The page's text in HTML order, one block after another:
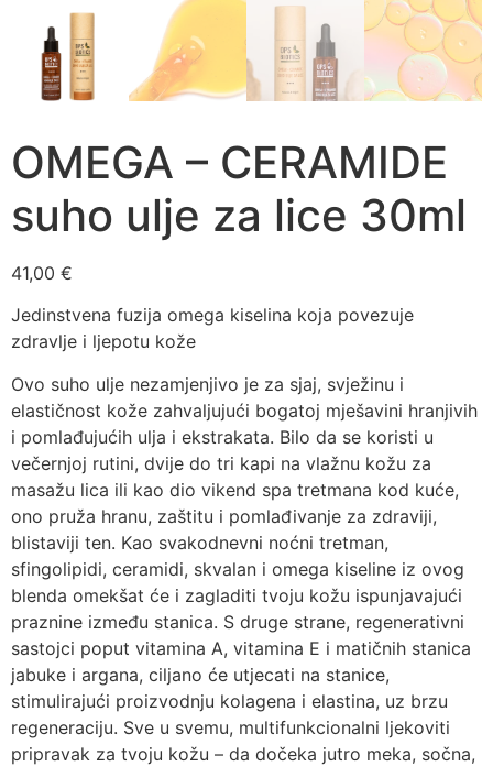
OMEGA – CERAMIDE
suho ulje za lice 30ml
41,00 €
Jedinstvena fuzija omega kiselina koja povezuje
zdravlje i ljepotu kože
Ovo suho ulje nezamjenjivo je za sjaj, svježinu i
elastičnost kože zahvaljujući bogatoj mješavini hranjivih
i pomlađujućih ulja i ekstrakata. Bilo da se koristi u
večernjoj rutini, dvije do tri kapi na vlažnu kožu za
masažu lica ili kao dio vikend spa tretmana kod kuće,
ono pruža hranu, zaštitu i pomlađivanje za zdraviji,
blistaviji ten. Kao svakodnevni noćni tretman,
sfingolipidi, ceramidi, skvalan i omega kiseline iz ovog
blenda omekšat će i zagladiti tvoju kožu ispunjavajući
praznine između stanica. S druge strane, regenerativni
sastojci poput vitamina A, vitamina E i matičnih stanica
jabuke i argana, ciljano će utjecati na stanice,
stimulirajući proizvodnju kolagena i elastina, uz brzu
regeneraciju. Sve u svemu, multifunkcionalni ljekoviti
pripravak za tvoju kožu – da dočeka jutro meka, sočna,